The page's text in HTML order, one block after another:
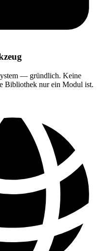
— gründlich. Keine
Bibliothek nur ein Modul ist.